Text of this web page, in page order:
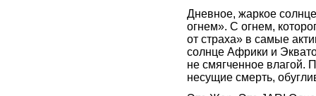
Дневное, жаркое
огнем». С огнем,
от страха» в самые
солнце Африки и
не смягченное влагой.
несущие смерть,